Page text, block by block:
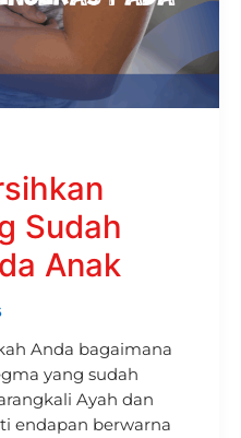
Sudah
Anak
Anda bagaimana
yang sudah
Ayah dan
endapan berwarna